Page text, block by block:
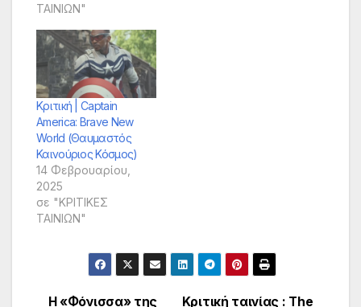
ΤΑΙΝΙΩΝ"
Κριτική | Captain
America: Brave New
World (Θαυμαστός
Καινούριος Κόσμος)
14 Φεβρουαρίου,
2025
σε "ΚΡΙΤΙΚΕΣ
ΤΑΙΝΙΩΝ"
Κριτική ταινίας : Τhe
Η «Φόνισσα» της